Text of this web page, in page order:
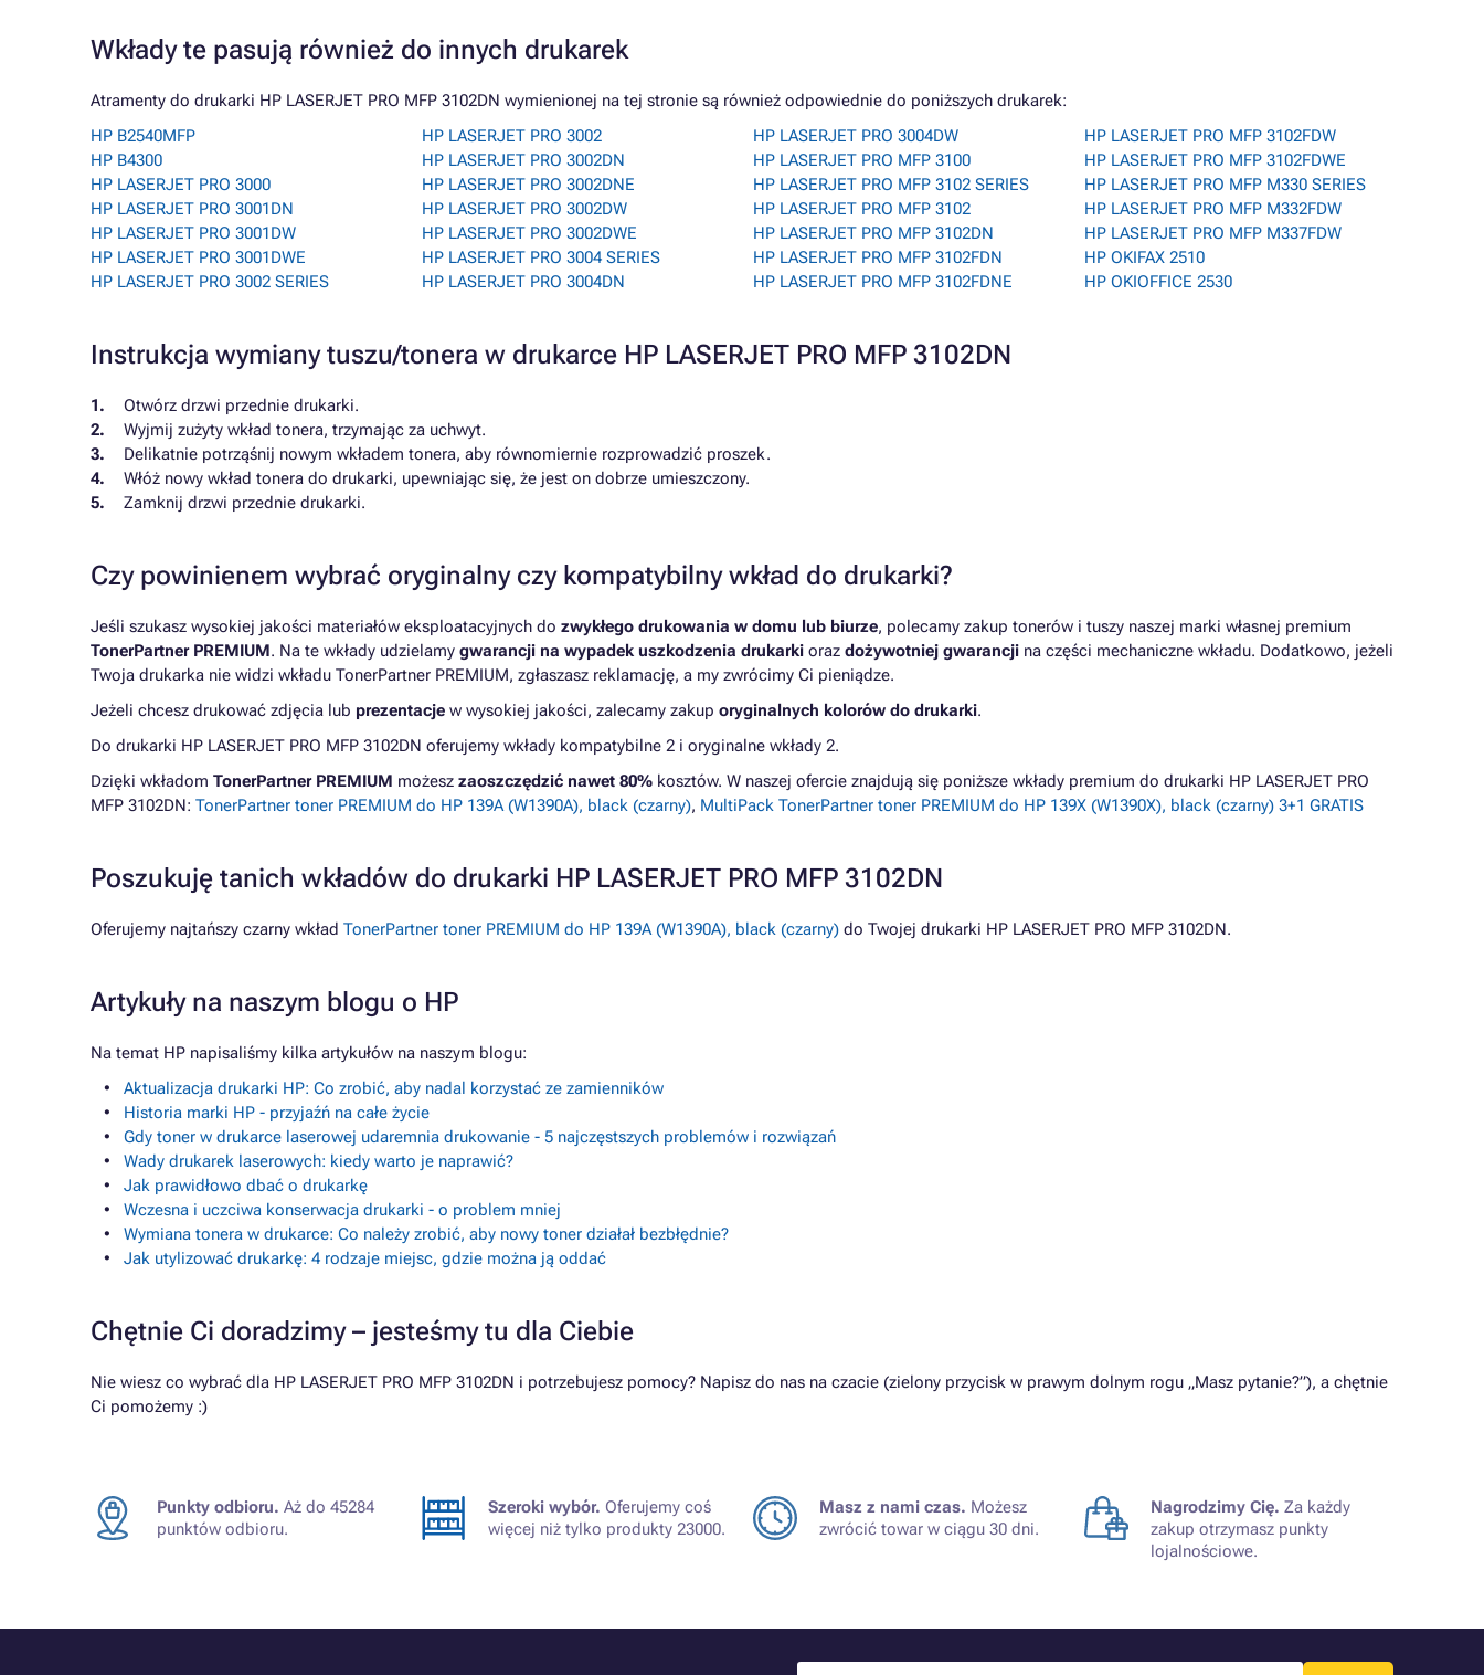
Wkłady te pasują również do innych drukarek
Atramenty do drukarki HP LASERJET PRO MFP 3102DN wymienionej na tej stronie są również odpowiednie do poniższych drukarek:
HP B2540MFP
HP B4300
HP LASERJET PRO 3000
HP LASERJET PRO 3001DN
HP LASERJET PRO 3001DW
HP LASERJET PRO 3001DWE
HP LASERJET PRO 3002 SERIES
HP LASERJET PRO 3002
HP LASERJET PRO 3002DN
HP LASERJET PRO 3002DNE
HP LASERJET PRO 3002DW
HP LASERJET PRO 3002DWE
HP LASERJET PRO 3004 SERIES
HP LASERJET PRO 3004DN
HP LASERJET PRO 3004DW
HP LASERJET PRO MFP 3100
HP LASERJET PRO MFP 3102 SERIES
HP LASERJET PRO MFP 3102
HP LASERJET PRO MFP 3102DN
HP LASERJET PRO MFP 3102FDN
HP LASERJET PRO MFP 3102FDNE
HP LASERJET PRO MFP 3102FDW
HP LASERJET PRO MFP 3102FDWE
HP LASERJET PRO MFP M330 SERIES
HP LASERJET PRO MFP M332FDW
HP LASERJET PRO MFP M337FDW
HP OKIFAX 2510
HP OKIOFFICE 2530
Instrukcja wymiany tuszu/tonera w drukarce HP LASERJET PRO MFP 3102DN
Otwórz drzwi przednie drukarki.
Wyjmij zużyty wkład tonera, trzymając za uchwyt.
Delikatnie potrząśnij nowym wkładem tonera, aby równomiernie rozprowadzić proszek.
Włóż nowy wkład tonera do drukarki, upewniając się, że jest on dobrze umieszczony.
Zamknij drzwi przednie drukarki.
Czy powinienem wybrać oryginalny czy kompatybilny wkład do drukarki?
Jeśli szukasz wysokiej jakości materiałów eksploatacyjnych do zwykłego drukowania w domu lub biurze, polecamy zakup tonerów i tuszy naszej marki własnej premium
TonerPartner PREMIUM. Na te wkłady udzielamy gwarancji na wypadek uszkodzenia drukarki oraz dożywotniej gwarancji na części mechaniczne wkładu. Dodatkowo, jeżeli
Twoja drukarka nie widzi wkładu TonerPartner PREMIUM, zgłaszasz reklamację, a my zwrócimy Ci pieniądze.
Jeżeli chcesz drukować zdjęcia lub prezentacje w wysokiej jakości, zalecamy zakup oryginalnych kolorów do drukarki.
Do drukarki HP LASERJET PRO MFP 3102DN oferujemy wkłady kompatybilne 2 i oryginalne wkłady 2.
Dzięki wkładom TonerPartner PREMIUM możesz zaoszczędzić nawet 80% kosztów. W naszej ofercie znajdują się poniższe wkłady premium do drukarki HP LASERJET PRO
MFP 3102DN: TonerPartner toner PREMIUM do HP 139A (W1390A), black (czarny), MultiPack TonerPartner toner PREMIUM do HP 139X (W1390X), black (czarny) 3+1 GRATIS
Poszukuję tanich wkładów do drukarki HP LASERJET PRO MFP 3102DN
Oferujemy najtańszy czarny wkład TonerPartner toner PREMIUM do HP 139A (W1390A), black (czarny) do Twojej drukarki HP LASERJET PRO MFP 3102DN.
Artykuły na naszym blogu o HP
Na temat HP napisaliśmy kilka artykułów na naszym blogu:
Aktualizacja drukarki HP: Co zrobić, aby nadal korzystać ze zamienników
Historia marki HP - przyjaźń na całe życie
Gdy toner w drukarce laserowej udaremnia drukowanie - 5 najczęstszych problemów i rozwiązań
Wady drukarek laserowych: kiedy warto je naprawić?
Jak prawidłowo dbać o drukarkę
Wczesna i uczciwa konserwacja drukarki - o problem mniej
Wymiana tonera w drukarce: Co należy zrobić, aby nowy toner działał bezbłędnie?
Jak utylizować drukarkę: 4 rodzaje miejsc, gdzie można ją oddać
Chętnie Ci doradzimy – jesteśmy tu dla Ciebie
Nie wiesz co wybrać dla HP LASERJET PRO MFP 3102DN i potrzebujesz pomocy? Napisz do nas na czacie (zielony przycisk w prawym dolnym rogu „Masz pytanie?”), a chętnie
Ci pomożemy :)
Punkty odbioru. Aż do 45284
punktów odbioru.
Szeroki wybór. Oferujemy coś
więcej niż tylko produkty 23000.
Masz z nami czas. Możesz
zwrócić towar w ciągu 30 dni.
Nagrodzimy Cię. Za każdy
zakup otrzymasz punkty
lojalnościowe.